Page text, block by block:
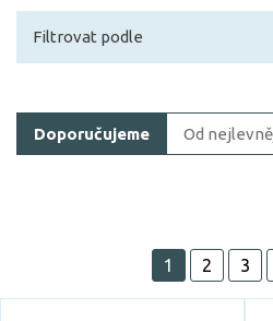
Filtrovat podle
Cena
Doporučujeme Od
1 2 3